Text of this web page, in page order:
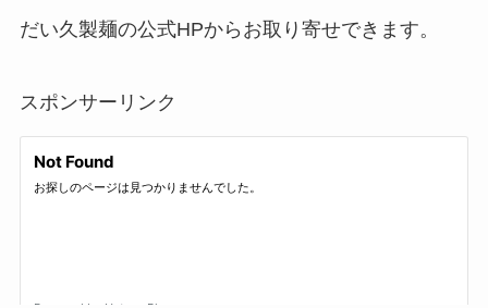
だい久製麺の公式HPからお取り寄せできます。
スポンサーリンク